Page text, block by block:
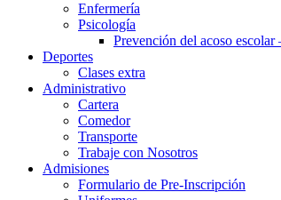
Enfermería
Psicología
Prevención del acoso
Deportes
Clases extra
Administrativo
Cartera
Comedor
Transporte
Trabaje con Nosotros
Admisiones
Formulario de Pre-Inscripción